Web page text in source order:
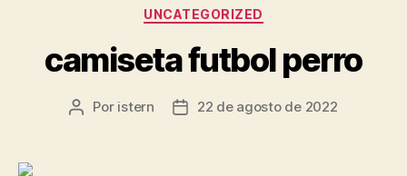
Categorías
UNCATEGORIZED
camiseta futbol perro
Autor
Por istern
Fecha22 de agosto de 2022